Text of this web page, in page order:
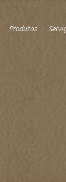
Produtos